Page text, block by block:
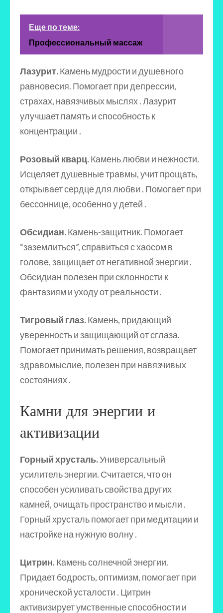
Еще по теме:
Профессиональный массаж
Лазурит.Камень мудрости и душевного
равновесия. Помогает при депрессии,
страхах, навязчивых мыслях . Лазурит
улучшает память и способность к
концентрации .
Розовый кварц.Камень любви и нежности.
Исцеляет душевные травмы, учит прощать,
открывает сердце для любви . Помогает при
бессоннице, особенно у детей .
Обсидиан.Камень-защитник. Помогает
“заземлиться”, справиться с хаосом в
голове, защищает от негативной энергии .
Обсидиан полезен при склонности к
фантазиям и уходу от реальности .
Тигровый глаз.Камень, придающий
уверенность и защищающий от сглаза.
Помогает принимать решения, возвращает
здравомыслие, полезен при навязчивых
состояниях .
Камни для энергии и
активизации
Горный хрусталь.Универсальный
усилитель энергии. Считается, что он
способен усиливать свойства других
камней, очищать пространство и мысли .
Горный хрусталь помогает при медитации и
настройке на нужную волну .
Цитрин.Камень солнечной энергии.
Придает бодрость, оптимизм, помогает при
хронической усталости . Цитрин
активизирует умственные способности и